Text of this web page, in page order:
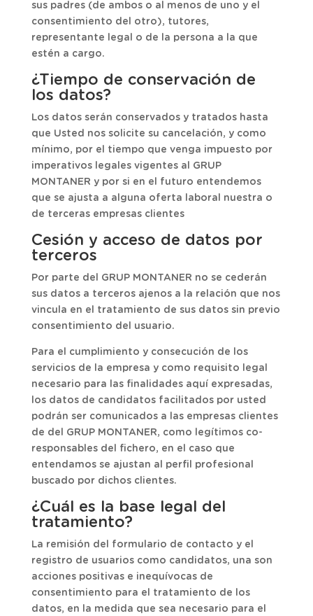
sus padres (de ambos o al menos de uno y el
consentimiento del otro), tutores,
representante legal o de la persona a la que
estén a cargo.
¿Tiempo de conservación de
los datos?
Los datos serán conservados y tratados hasta
que Usted nos solicite su cancelación, y como
mínimo, por el tiempo que venga impuesto por
imperativos legales vigentes al GRUP
MONTANER y por si en el futuro entendemos
que se ajusta a alguna oferta laboral nuestra o
de terceras empresas clientes
Cesión y acceso de datos por
terceros
Por parte del GRUP MONTANER no se cederán
sus datos a terceros ajenos a la relación que nos
vincula en el tratamiento de sus datos sin previo
consentimiento del usuario.
Para el cumplimiento y consecución de los
servicios de la empresa y como requisito legal
necesario para las finalidades aquí expresadas,
los datos de candidatos facilitados por usted
podrán ser comunicados a las empresas clientes
de del GRUP MONTANER, como legítimos co-
responsables del fichero, en el caso que
entendamos se ajustan al perfil profesional
buscado por dichos clientes.
¿Cuál es la base legal del
tratamiento?
La remisión del formulario de contacto y el
registro de usuarios como candidatos, una son
acciones positivas e inequívocas de
consentimiento para el tratamiento de los
datos, en la medida que sea necesario para el